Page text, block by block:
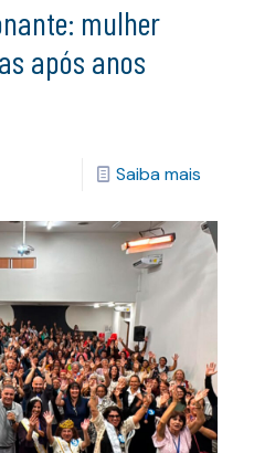
mulher
após anos
Saiba mais